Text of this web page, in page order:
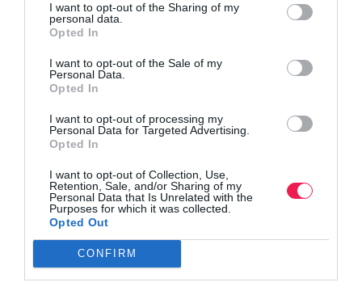
I want to opt-out of the Sharing of my
personal data.
Opted In
I want to opt-out of the Sale of my
Personal Data.
Opted In
I want to opt-out of processing my
Personal Data for Targeted Advertising.
Opted In
I want to opt-out of Collection, Use,
Retention, Sale, and/or Sharing of my
Personal Data that Is Unrelated with the
Purposes for which it was collected.
Opted Out
CONFIRM
διοργάνωση, είναι μέσα από την ιστοσελίδα της και τα
δελτία τύπου που απορρέουν αυτής.
ΠΝΕΥΜΑΤΙΚΑ ΔΙΚΑΙΩΜΑΤΑ:
Η διοργάνωση κατέχει τα πνευματικά δικαιώματα της
φωτογράφησης και βιντεοσκόπησης του αγώνα, ενώ κάθε
αθλητής, αυτόματα, αποδέχεται τον κανονισμό αυτό,
φωτογραφίες ή βίντεο, χωρίς να του ζητηθεί η άδεια και
χωρίς να διεκδικήσει κάποια αποζημίωση.
ΤΡΟΠΟΠΟΙΗΣΗ ΚΑΝΟΝΙΣΜΩΝ:
Οι διοργανωτές διατηρούν το δικαίωμα τροποποίησης των